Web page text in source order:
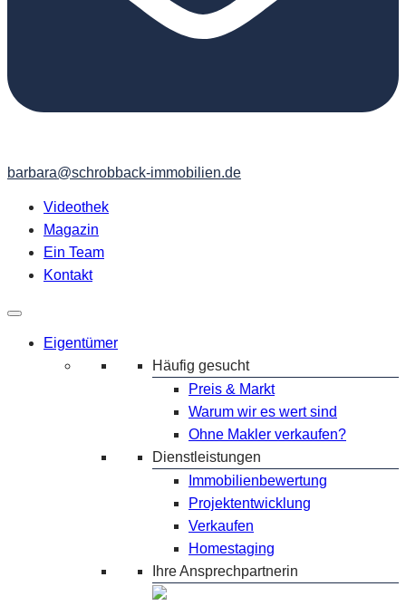
barbara@schrobback-immobilien.de
Videothek
Magazin
Ein Team
Kontakt
Eigentümer
Häufig gesucht
Preis & Markt
Warum wir es wert sind
Ohne Makler verkaufen?
Dienstleistungen
Immobilienbewertung
Projektentwicklung
Verkaufen
Homestaging
Ihre Ansprechpartnerin